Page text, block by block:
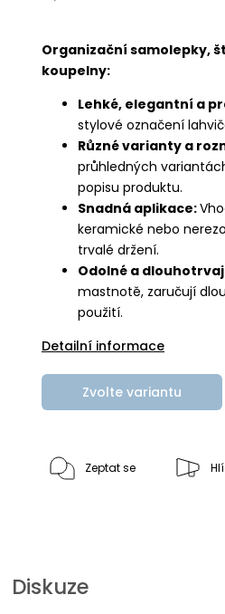
Organizační samolepky,
koupelny:
Lehké, elegantní a
stylové označení
Různé varianty a
průhledných
popisu produktu.
Snadná aplikace:
keramické nebo
trvalé držení.
Odolné a
mastnotě, zaručují
použití.
Detailní informace
Zvolte variantu
Zeptat se
Diskuze